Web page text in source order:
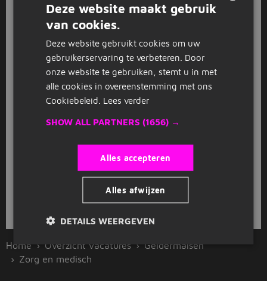
Aethon Wijk bij Duurstede (11 km)
MBO
GESPONSORD
Bijbaan in de thuiszorg
Aethon Waardenburg
0 - 32 uur MBO - WO
2 3 Volgende >
Home Overzicht vacatures
Geldermalsen
Zorg en medisch
Deze website maakt gebruik
van cookies.
Deze website gebruikt cookies om uw
gebruikerservaring te verbeteren. Door
onze website te gebruiken, stemt u in met
alle cookies in overeenstemming met ons
Cookiebeleid. Lees verder
SHOW ALL PARTNERS (1656) →
Alles accepteren
Alles afwijzen
DETAILS WEERGEVEN